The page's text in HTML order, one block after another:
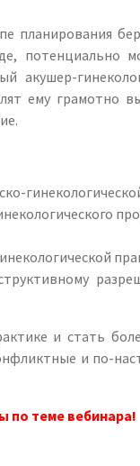
планирования
потенциально
акушер-
ему грамотно
и стать
и по-
по теме вебинара!